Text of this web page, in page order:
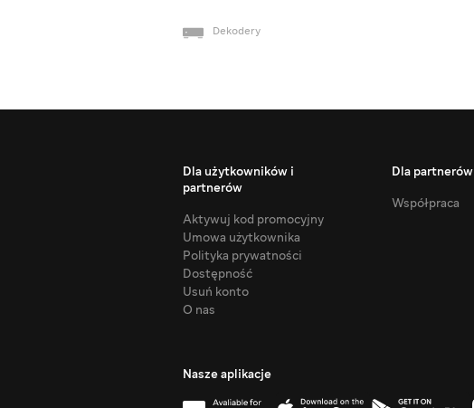
Dekodery
Dla użytkowników i
partnerów
Aktywuj kod promocyjny
Umowa użytkownika
Polityka prywatności
Dostępność
Usuń konto
O nas
Dla partnerów
Współpraca
Nasze aplikacje